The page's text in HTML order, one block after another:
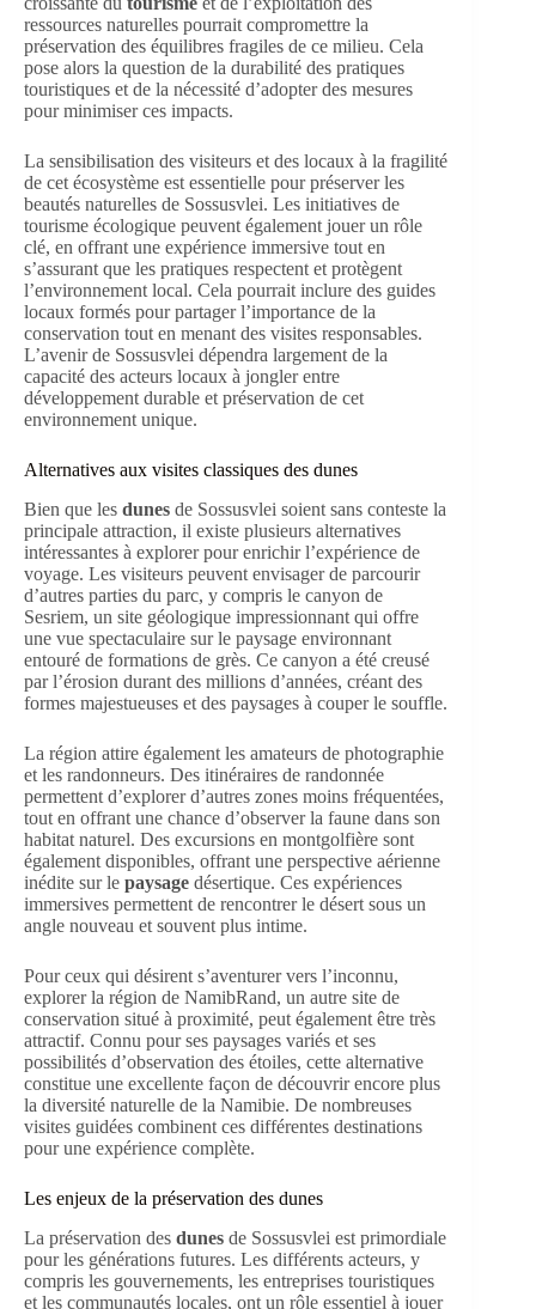
ressources naturelles pourrait compromettre la
préservation des équilibres fragiles de ce milieu. Cela
pose alors la question de la durabilité des pratiques
touristiques et de la nécessité d’adopter des mesures
pour minimiser ces impacts.
La sensibilisation des visiteurs et des locaux à la fragilité
de cet écosystème est essentielle pour préserver les
beautés naturelles de Sossusvlei. Les initiatives de
tourisme écologique peuvent également jouer un rôle
clé, en offrant une expérience immersive tout en
s’assurant que les pratiques respectent et protègent
l’environnement local. Cela pourrait inclure des guides
locaux formés pour partager l’importance de la
conservation tout en menant des visites responsables.
L’avenir de Sossusvlei dépendra largement de la
capacité des acteurs locaux à jongler entre
développement durable et préservation de cet
environnement unique.
Alternatives aux visites classiques des dunes
Bien que les dunes de Sossusvlei soient sans conteste la
principale attraction, il existe plusieurs alternatives
intéressantes à explorer pour enrichir l’expérience de
voyage. Les visiteurs peuvent envisager de parcourir
d’autres parties du parc, y compris le canyon de
Sesriem, un site géologique impressionnant qui offre
une vue spectaculaire sur le paysage environnant
entouré de formations de grès. Ce canyon a été creusé
par l’érosion durant des millions d’années, créant des
formes majestueuses et des paysages à couper le souffle.
La région attire également les amateurs de photographie
et les randonneurs. Des itinéraires de randonnée
permettent d’explorer d’autres zones moins fréquentées,
tout en offrant une chance d’observer la faune dans son
habitat naturel. Des excursions en montgolfière sont
également disponibles, offrant une perspective aérienne
inédite sur le paysage désertique. Ces expériences
immersives permettent de rencontrer le désert sous un
angle nouveau et souvent plus intime.
Pour ceux qui désirent s’aventurer vers l’inconnu,
explorer la région de NamibRand, un autre site de
conservation situé à proximité, peut également être très
attractif. Connu pour ses paysages variés et ses
possibilités d’observation des étoiles, cette alternative
constitue une excellente façon de découvrir encore plus
la diversité naturelle de la Namibie. De nombreuses
visites guidées combinent ces différentes destinations
pour une expérience complète.
Les enjeux de la préservation des dunes
La préservation des dunes de Sossusvlei est primordiale
pour les générations futures. Les différents acteurs, y
compris les gouvernements, les entreprises touristiques
et les communautés locales, ont un rôle essentiel à jouer